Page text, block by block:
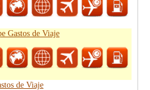
Gastos de Viaje
de Viaje